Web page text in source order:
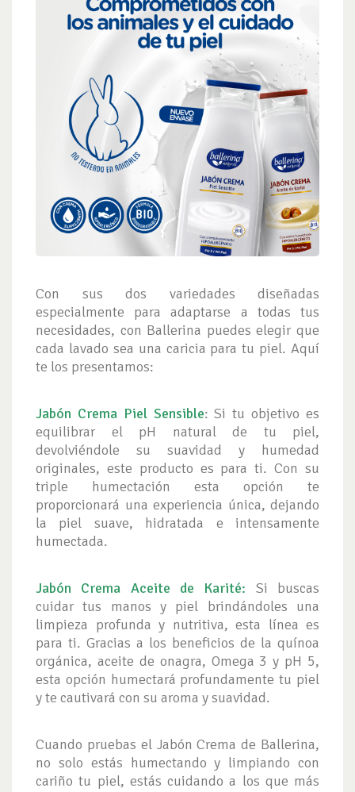
Con sus dos variedades diseñadas
especialmente para adaptarse a todas tus
necesidades, con Ballerina puedes elegir que
cada lavado sea una caricia para tu piel. Aquí
te los presentamos:
Jabón Crema Piel Sensible: Si tu objetivo es
equilibrar el pH natural de tu piel,
devolviéndole su suavidad y humedad
originales, este producto es para ti. Con su
triple humectación esta opción te
proporcionará una experiencia única, dejando
la piel suave, hidratada e intensamente
humectada.
Jabón Crema Aceite de Karité: Si buscas
cuidar tus manos y piel brindándoles una
limpieza profunda y nutritiva, esta línea es
para ti. Gracias a los beneficios de la quínoa
orgánica, aceite de onagra, Omega 3 y pH 5,
esta opción humectará profundamente tu piel
y te cautivará con su aroma y suavidad.
Cuando pruebas el Jabón Crema de Ballerina,
no solo estás humectando y limpiando con
cariño tu piel, estás cuidando a los que más